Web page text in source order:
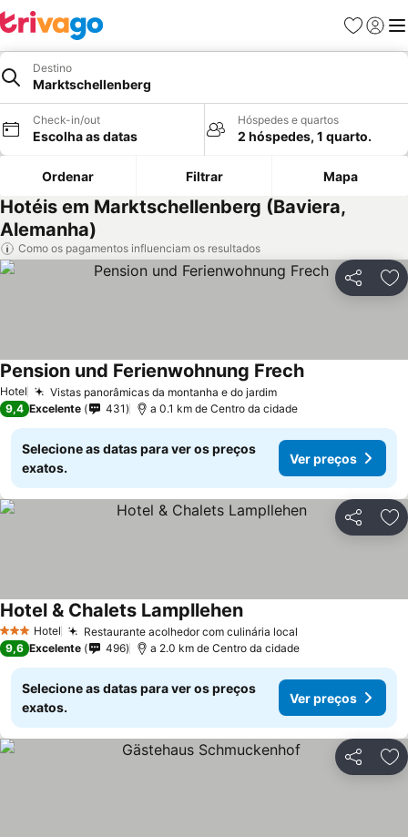
Favoritos
Iniciar
Destino
Marktschellenberg
Check-in/out
Escolha as datas
Hóspedes e quartos
2 hóspedes, 1 quarto.
Ordenar Filtrar Mapa
Hotéis em Marktschellenberg (Baviera,
Alemanha)
Como os pagamentos influenciam os resultados
Partilhar
Hotel Vistas panorâmicas da montanha e do jardim
Pension und Ferienwohnung Frech
9,4 Excelente 431 a 0.1 km de Centro da cidade
Selecione as datas para ver os preços
exatos.
Ver preços
Partilhar
3 EstrelasHotel Restaurante acolhedor com culinária local
Hotel & Chalets Lampllehen
9,6 Excelente 496 a 2.0 km de Centro da cidade
Selecione as datas para ver os preços
exatos.
Ver preços
Partilhar